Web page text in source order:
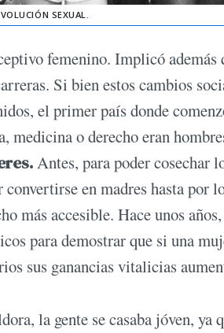
SEXUAL.
femenino. Implicó además
Si bien estos cambios
el primer país donde
medicina o derecho eran
Antes, para poder cosechar
en madres hasta por
más accesible. Hace unos
para demostrar que si una
sus ganancias vitalicias
la gente se casaba jóven, ya